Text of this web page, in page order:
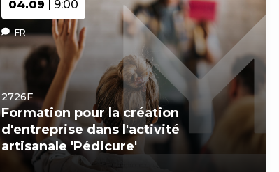
04.09 | 9:00
FR
2726F
Formation pour la création
d'entreprise dans l'activité
artisanale 'Pédicure'